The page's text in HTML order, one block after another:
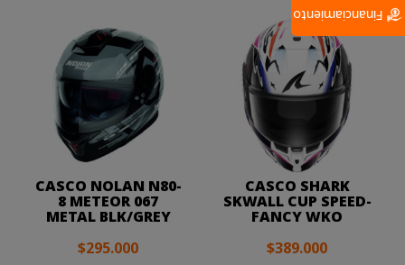
CASCO NOLAN N80-
8 METEOR 067
METAL BLK/GREY
$295.000
CASCO SHARK
SKWALL CUP SPEED-
FANCY WKO
$389.000
Financiamiento